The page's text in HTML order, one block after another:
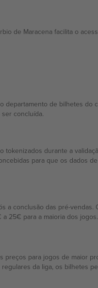
de Maracena facilita o
departamento de bilhetes do
concluída.
tokenizados durante a
para que os dados
a conclusão das pré-vendas.
25€ para a maioria dos jogos.
para jogos de maior
da liga, os bilhetes